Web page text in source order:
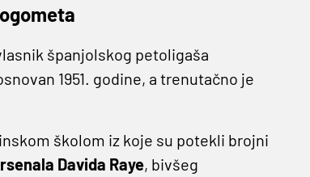
španjolskog petoligaša
1951. godine, a trenutačno je
školom iz koje su potekli brojni
Davida Raye, bivšeg